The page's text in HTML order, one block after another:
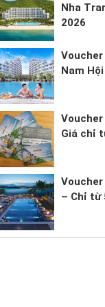
Nha
2026
Nam
Giá chỉ
– Chỉ từ